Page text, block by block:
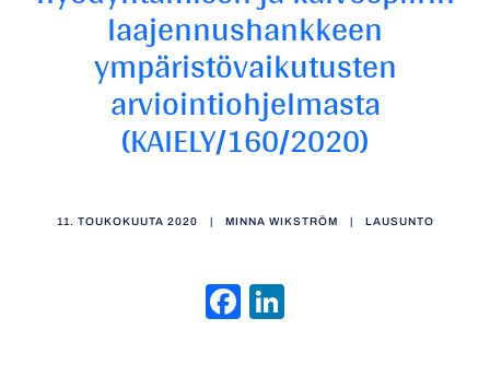
laajennushankkeen
ympäristövaikutusten
arviointiohjelmasta
(KAIELY/160/2020)
11. TOUKOKUUTA 2020 | MINNA WIKSTRÖM | LAUSUNTO
Facebook